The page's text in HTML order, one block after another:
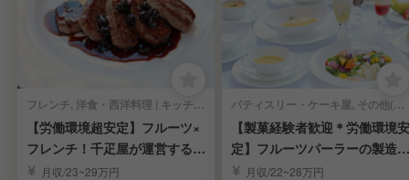
フレンチ, 洋食・西洋料理 | キッチンスタッフ
【労働環境超安定】フルーツ×
フレンチ！千疋屋が運営するレ
ストラン調理人
月収/23~29万円
パティスリー・ケーキ屋, その他(料理ジャンル) | キッチンスタッフ
【製菓経験者歓迎＊労働環境安
定】フルーツパーラーの製造・
調理スタッフ募集
月収/22~28万円